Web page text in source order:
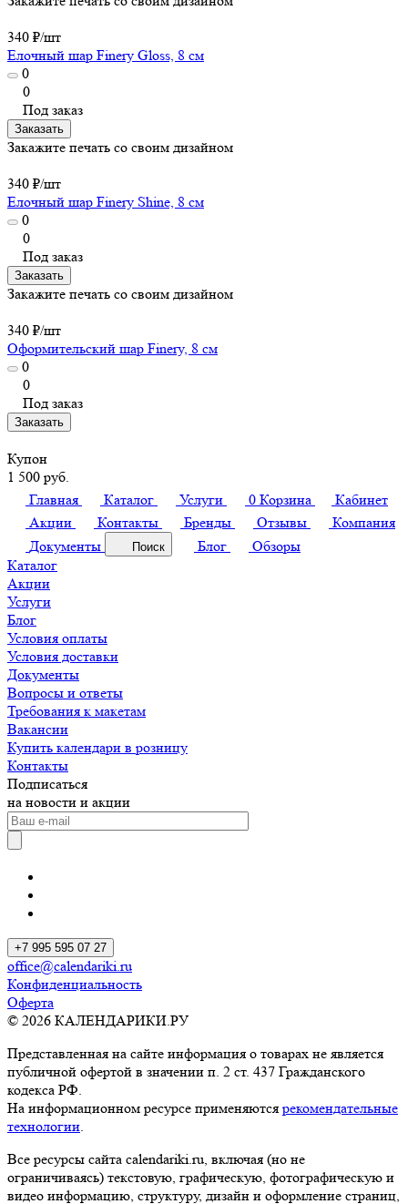
340 ₽/шт
Елочный шар Finery Gloss, 8 см
0
0
Под заказ
Заказать
Закажите печать со своим дизайном
340 ₽/шт
Елочный шар Finery Shine, 8 см
0
0
Под заказ
Заказать
Закажите печать со своим дизайном
340 ₽/шт
Оформительский шар Finery, 8 см
0
0
Под заказ
Заказать
Купон
1 500 руб.
Главная
Каталог Услуги 0 Корзина
Кабинет
Акции
Контакты Бренды Отзывы
Компания
Документы
Поиск Блог
Обзоры
Каталог
Акции
Услуги
Блог
Условия оплаты
Условия доставки
Документы
Вопросы и ответы
Требования к макетам
Вакансии
Купить календари в розницу
Контакты
Подписаться
на новости и акции
+7 995 595 07 27
office@calendariki.ru
Конфиденциальность
Оферта
© 2026 КАЛЕНДАРИКИ.РУ
Представленная на сайте информация о товарах не является
публичной офертой в значении п. 2 ст. 437 Гражданского
кодекса РФ.
На информационном ресурсе применяются рекомендательные
технологии.
Все ресурсы сайта calendariki.ru, включая (но не
ограничиваясь) текстовую, графическую, фотографическую и
видео информацию, структуру, дизайн и оформление страниц,